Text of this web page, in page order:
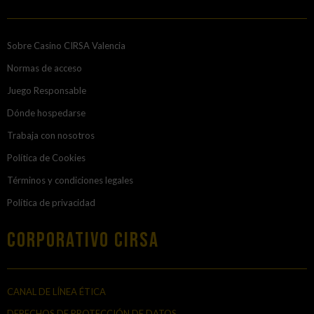
Sobre Casino CIRSA Valencia
Normas de acceso
Juego Responsable
Dónde hospedarse
Trabaja con nosotros
Política de Cookies
Términos y condiciones legales
Política de privacidad
Corporativo Cirsa
CANAL DE LÍNEA ÉTICA